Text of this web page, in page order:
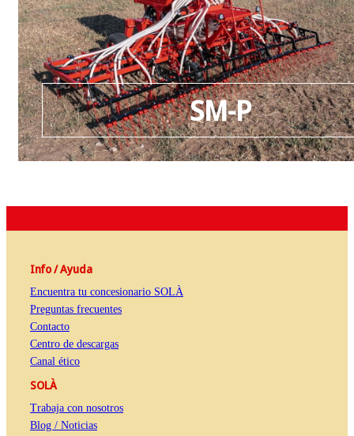
SM-P
Info / Ayuda
Encuentra tu concesionario SOLÀ
Preguntas frecuentes
Contacto
Centro de descargas
Canal ético
SOLÀ
Trabaja con nosotros
Blog / Noticias